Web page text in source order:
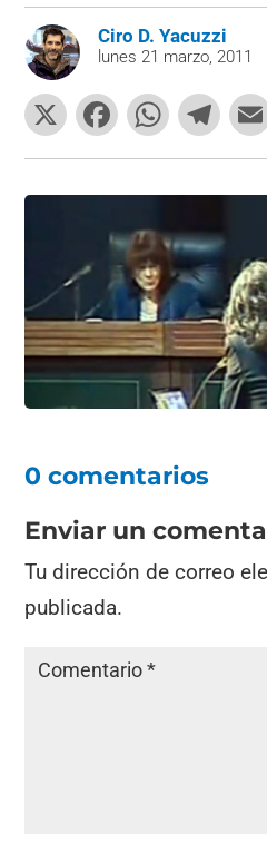
Ciro D. Yacuzzi
lunes 21 marzo, 2011
X
F
a
c
e
b
o
o
k
W
h
at
A
p
p
T
el
e
a
m
0 comentarios
Enviar un
Tu dirección de correo
publicada.